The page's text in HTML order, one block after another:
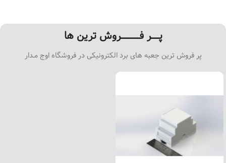
پـــــر فــــــــــــروش ترین ها
پر فروش ترین جعبه های برد الکترونیکی در فروشگاه اوج مـدار